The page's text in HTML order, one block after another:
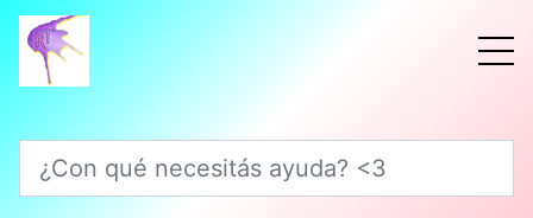
¿Con qué necesitás ayuda? <3